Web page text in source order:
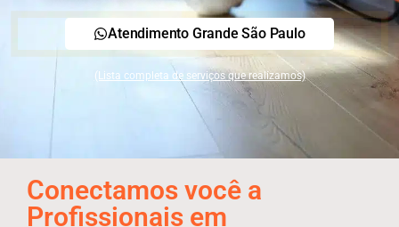
Atendimento Grande São Paulo
(Lista completa de serviços que realizamos)
Conectamos você a
Profissionais em